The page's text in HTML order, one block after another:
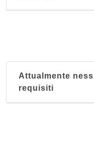
Attualmente
requisiti